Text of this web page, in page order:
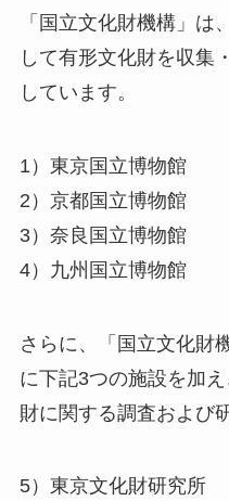
「国立文化財機構」は
して有形文化財を収集
しています。
1）東京国立博物館
2）京都国立博物館
3）奈良国立博物館
4）九州国立博物館
さらに、「国立文化財
に下記3つの施設を加
財に関する調査および
5）東京文化財研究所